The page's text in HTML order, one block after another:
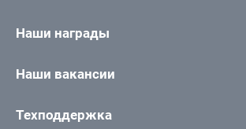
Наши награды
Наши вакансии
Техподдержка